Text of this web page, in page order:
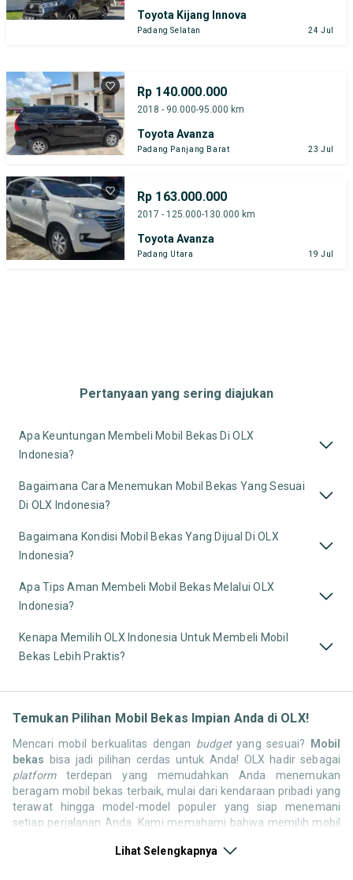
Toyota Kijang Innova
Padang Selatan 24 Jul
Rp 140.000.000
2018 - 90.000-95.000 km
Toyota Avanza
Padang Panjang Barat 23 Jul
Rp 163.000.000
2017 - 125.000-130.000 km
Toyota Avanza
Padang Utara 19 Jul
Pertanyaan yang sering diajukan
Apa Keuntungan Membeli Mobil Bekas Di OLX
Indonesia?
Bagaimana Cara Menemukan Mobil Bekas Yang Sesuai
Di OLX Indonesia?
Bagaimana Kondisi Mobil Bekas Yang Dijual Di OLX
Indonesia?
Apa Tips Aman Membeli Mobil Bekas Melalui OLX
Indonesia?
Kenapa Memilih OLX Indonesia Untuk Membeli Mobil
Bekas Lebih Praktis?
Temukan Pilihan Mobil Bekas Impian Anda di OLX!
Mencari mobil berkualitas dengan budgetyang sesuai? Mobil
bekas bisa jadi pilihan cerdas untuk Anda! OLX hadir sebagai
platformterdepan yang memudahkan Anda menemukan
beragam mobil bekas terbaik, mulai dari kendaraan pribadi yang
terawat hingga model-model populer yang siap menemani
setiap perjalanan Anda. Kami memahami bahwa memilih mobil
ribuan daftar dari penjual terpercaya di seluruh Indonesia.
Lihat Selengkapnya